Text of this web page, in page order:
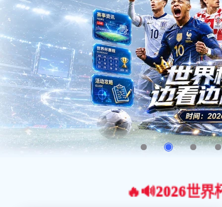
🔥🔊2026世界杯官